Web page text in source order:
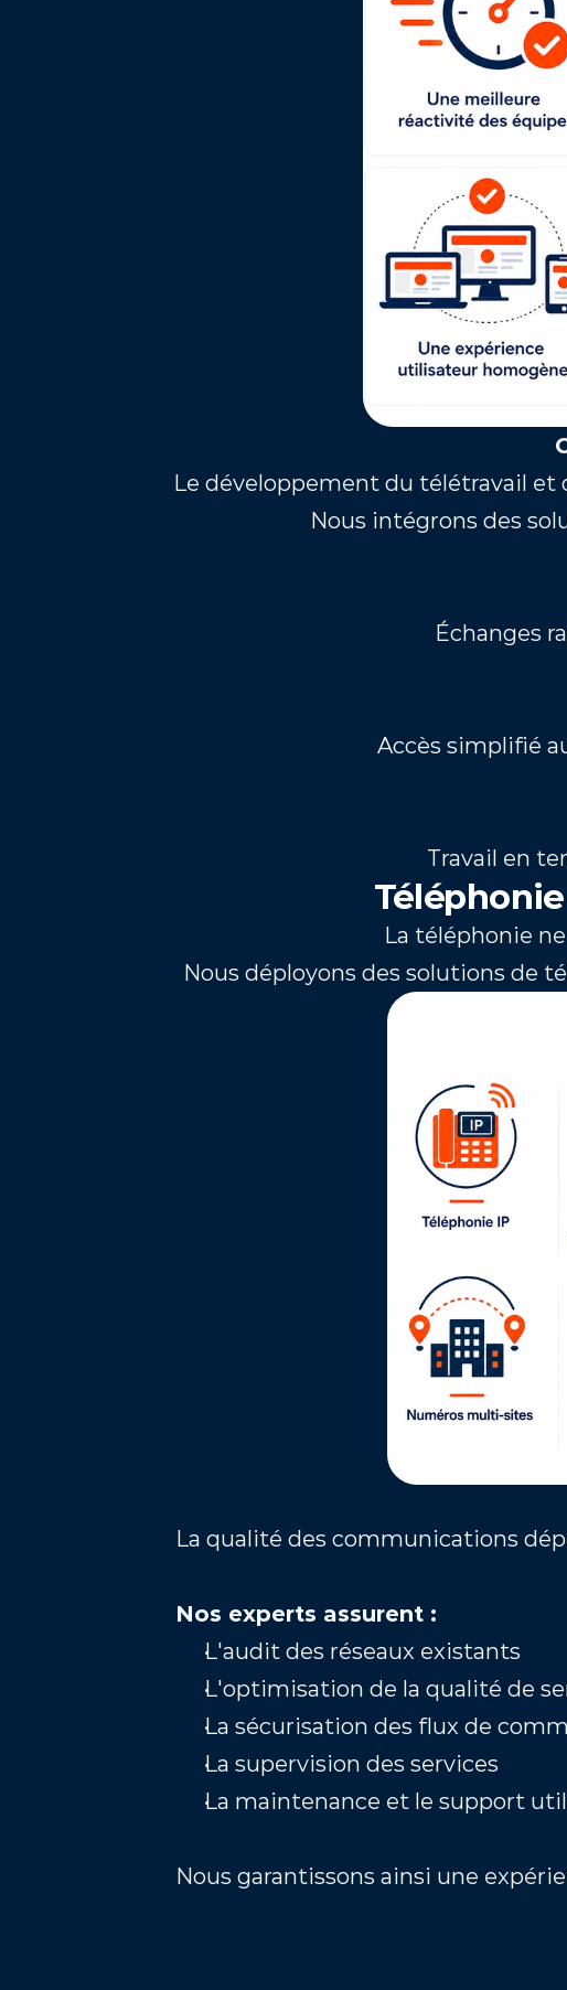
Le développement du télétravail
Nous intégrons des
Échanges
Accès simplifié
Travail en
La téléphonie
Nous déployons des solutions de
La qualité des communications
Nos experts assurent :
L'audit des réseaux existants
L'optimisation de la qualité de
La sécurisation des flux de
La supervision des services
La maintenance et le support
Nous garantissons ainsi une